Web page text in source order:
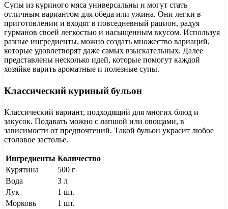
Супы из куриного мяса универсальны и могут стать
отличным вариантом для обеда или ужина. Они легки в
приготовлении и входят в повседневный рацион, радуя
гурманов своей легкостью и насыщенным вкусом. Используя
разные ингредиенты, можно создать множество вариаций,
которые удовлетворят даже самых взыскательных. Далее
представлены несколько идей, которые помогут каждой
хозяйке варить ароматные и полезные супы.
Классический куриный бульон
Классический вариант, подходящий для многих блюд и
закусок. Подавать можно с лапшой или овощами, в
зависимости от предпочтений. Такой бульон украсит любое
столовое застолье.
Ингредиенты Количество
Курятина
500 г
Вода
3 л
Лук
1 шт.
Морковь
1 шт.